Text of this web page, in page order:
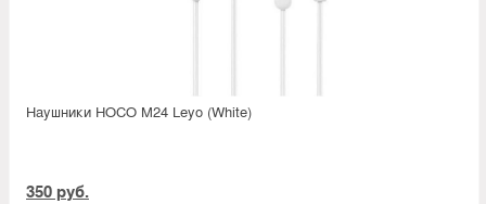
Наушники HOCO M24 Leyo (White)
350 руб.